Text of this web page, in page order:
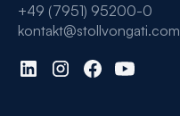
+49 (7951) 95200-0
kontakt@stollvongati.com